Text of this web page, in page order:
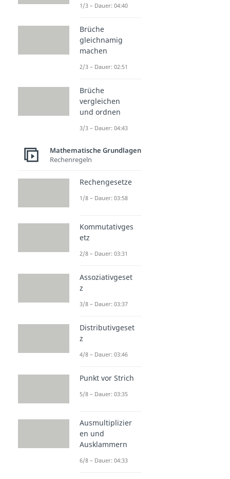
1/3 – Dauer: 04:40
Brüche
gleichnamig
machen
2/3 – Dauer: 02:51
Brüche
vergleichen
und ordnen
3/3 – Dauer: 04:43
Mathematische Grundlagen
Rechenregeln
Rechengesetze
1/8 – Dauer: 03:58
Kommutativges
etz
2/8 – Dauer: 03:31
Assoziativgeset
z
3/8 – Dauer: 03:37
Distributivgeset
z
4/8 – Dauer: 03:46
Punkt vor Strich
5/8 – Dauer: 03:35
Ausmultiplizier
en und
Ausklammern
6/8 – Dauer: 04:33